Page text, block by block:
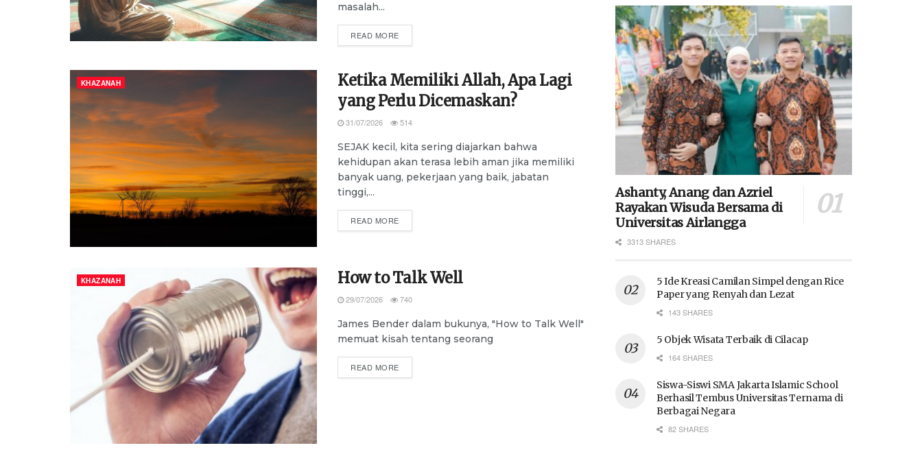
masalah...
READ MOREDETAILS
KHAZANAH
Ketika Memiliki Allah, Apa Lagi
yang Perlu Dicemaskan?
31/07/2026 514
SEJAK kecil, kita sering diajarkan bahwa
kehidupan akan terasa lebih aman jika memiliki
banyak uang, pekerjaan yang baik, jabatan
tinggi,...
READ MOREDETAILS
KHAZANAH How to Talk Well
29/07/2026 740
James Bender dalam bukunya, "How to Talk Well"
memuat kisah tentang seorang
READ MOREDETAILS
Ashanty, Anang dan Azriel
Rayakan Wisuda Bersama di
Universitas Airlangga
3313 SHARES
5 Ide Kreasi Camilan Simpel dengan Rice
Paper yang Renyah dan Lezat
143 SHARES
5 Objek Wisata Terbaik di Cilacap
164 SHARES
Siswa-Siswi SMA Jakarta Islamic School
Berhasil Tembus Universitas Ternama di
Berbagai Negara
82 SHARES